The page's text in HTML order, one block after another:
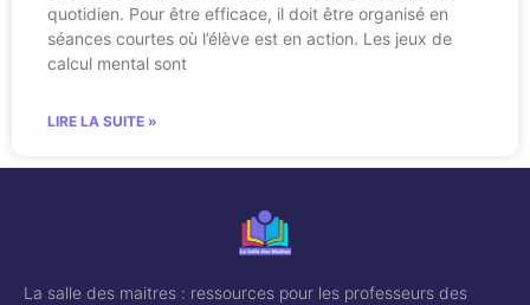
quotidien. Pour être efficace, il doit être organisé en
séances courtes où l’élève est en action. Les jeux de
calcul mental sont
LIRE LA SUITE »
La salle des maitres : ressources pour les professeurs des